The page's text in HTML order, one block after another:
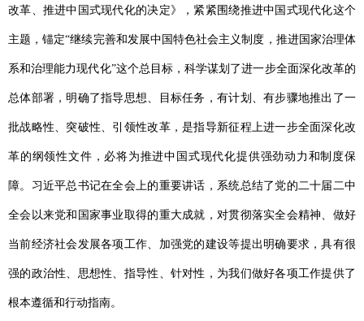
改革、推进中国式现代化的决定》，紧紧围绕推进中国式现代化这个
主题，锚定“继续完善和发展中国特色社会主义制度，推进国家治理体
系和治理能力现代化”这个总目标，科学谋划了进一步全面深化改革的
总体部署，明确了指导思想、目标任务，有计划、有步骤地推出了一
批战略性、突破性、引领性改革，是指导新征程上进一步全面深化改
革的纲领性文件，必将为推进中国式现代化提供强劲动力和制度保
障。习近平总书记在全会上的重要讲话，系统总结了党的二十届二中
全会以来党和国家事业取得的重大成就，对贯彻落实全会精神、做好
当前经济社会发展各项工作、加强党的建设等提出明确要求，具有很
强的政治性、思想性、指导性、针对性，为我们做好各项工作提供了
根本遵循和行动指南。